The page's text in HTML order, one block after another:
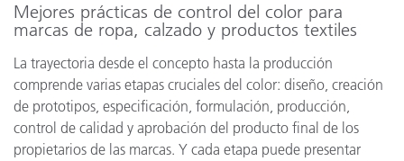
Mejores prácticas de control del color para
marcas de ropa, calzado y productos textiles
La trayectoria desde el concepto hasta la producción
comprende varias etapas cruciales del color: diseño, creación
de prototipos, especificación, formulación, producción,
control de calidad y aprobación del producto final de los
propietarios de las marcas. Y cada etapa puede presentar